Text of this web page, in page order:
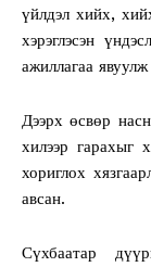
үйлдэл хийх,
хэрэглэсэн
ажиллагаа
Дээрх өсвөр
хилээр гарахыг
хориглох
авсан.
Сүхбаатар